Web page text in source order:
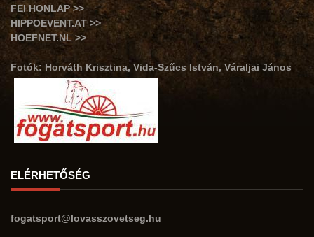
FEI HONLAP >>
HIPPOEVENT.AT >>
HOEFNET.NL >>
Fotók: Horváth Krisztina, Vida-Szűcs István, Váraljai János
ELÉRHETŐSÉG
fogatsport@lovasszovetseg.hu